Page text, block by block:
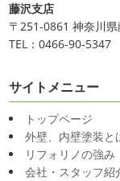
藤沢支店
〒251-0861 神奈川
TEL：0466-90-5347
サイトメニュー
トップページ
外壁、内壁塗装と
リフォリノの強み
会社・スタッフ紹